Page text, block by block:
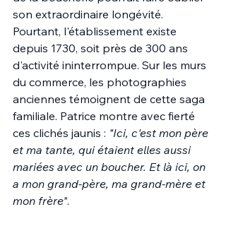
son extraordinaire longévité.
Pourtant, l'établissement existe
depuis 1730, soit près de 300 ans
d'activité ininterrompue. Sur les murs
du commerce, les photographies
anciennes témoignent de cette saga
familiale. Patrice montre avec fierté
ces clichés jaunis : "Ici, c'est mon père
et ma tante, qui étaient elles aussi
mariées avec un boucher. Et là ici, on
a mon grand-père, ma grand-mère et
mon frère".